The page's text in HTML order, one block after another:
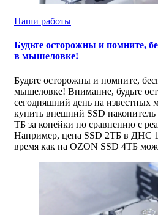
Наши работы
Будьте осторожны и помните,
в мышеловке!
Будьте осторожны и помните,
мышеловке! Внимание, будьте
сегодняшний день на известных
купить внешний SSD
ТБ за копейки по сравнению с
Например, цена SSD 2ТБ в ДНС
время как на OZON SSD 4ТБ